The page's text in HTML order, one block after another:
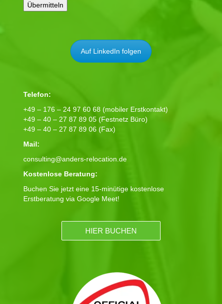
Auf LinkedIn folgen
Telefon:
+49 – 176 – 24 97 60 68 (mobiler Erstkontakt)
+49 – 40 – 27 87 89 05 (Festnetz Büro)
+49 – 40 – 27 87 89 06 (Fax)
Mail:
consulting@anders-relocation.de
Kostenlose Beratung:
Buchen Sie jetzt eine 15-minütige kostenlose
Erstberatung via Google Meet!
HIER BUCHEN